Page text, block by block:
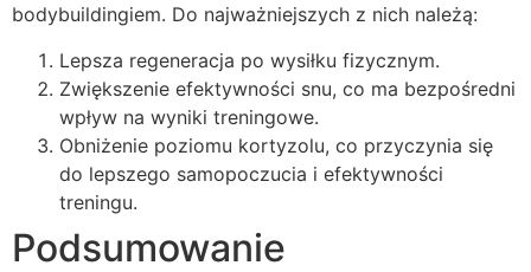
bodybuildingiem. Do najważniejszych z nich należą:
Lepsza regeneracja po wysiłku fizycznym.
Zwiększenie efektywności snu, co ma bezpośredni
wpływ na wyniki treningowe.
Obniżenie poziomu kortyzolu, co przyczynia się
do lepszego samopoczucia i efektywności
treningu.
Podsumowanie